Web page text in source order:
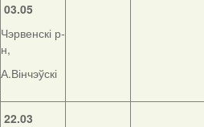
03.05
Чэрвенскі р-
н,
А.Вінчэўскі
22.03